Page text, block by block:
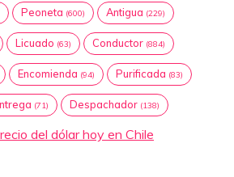
Peoneta (600) Antigua (229)
Licuado (63) Conductor (884)
Encomienda (94) Purificada (83)
(71) Despachador (138)
del dólar hoy en Chile